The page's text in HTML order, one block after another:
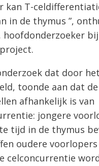
kan T-
in de thymus ”,
hoofdonderzoeker bij
dat door
toonde aan dat
afhankelijk is van
jongere
tijd in de thymus
oudere voorlopers
celconcurrentie